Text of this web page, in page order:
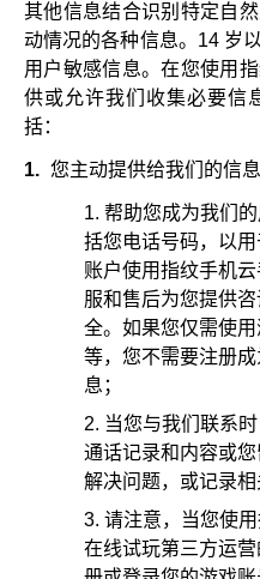
其他信息结合识别特定自
动情况的各种信息。14 岁
用户敏感信息。在您使用
供或允许我们收集必要信
括：
1. 您主动提供给我们的信息
帮助您成为我们
括您电话号码，以
账户使用指纹手机
服和售后为您提供
全。如果您仅需使
等，您不需要注册
息；
当您与我们联系
通话记录和内容或
解决问题，或记录相
请注意，当您使
在线试玩第三方运